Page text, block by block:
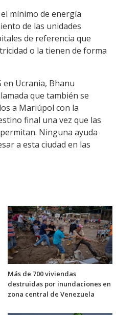
mínimo de energía
de las unidades
de referencia que
o la tienen de forma
en Ucrania, Bhanu
que también se
a Mariúpol con la
final una vez que las
Ninguna ayuda
a esta ciudad en las
Más de 700 viviendas
destruidas por inundaciones en
zona central de Venezuela